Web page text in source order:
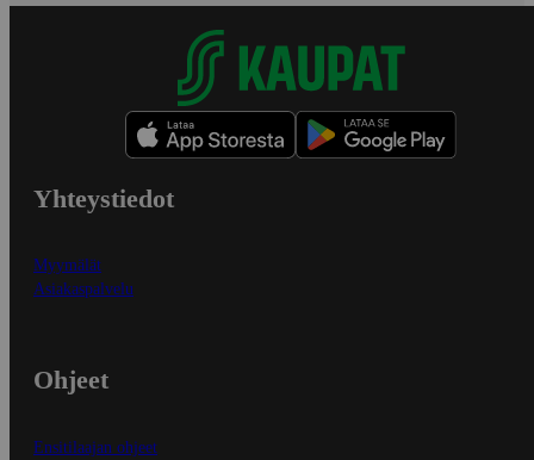
Yhteystiedot
Myymälät
Asiakaspalvelu
Ohjeet
Ensitilaajan ohjeet